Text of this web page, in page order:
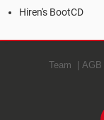
Hiren's BootCD
Team AGB